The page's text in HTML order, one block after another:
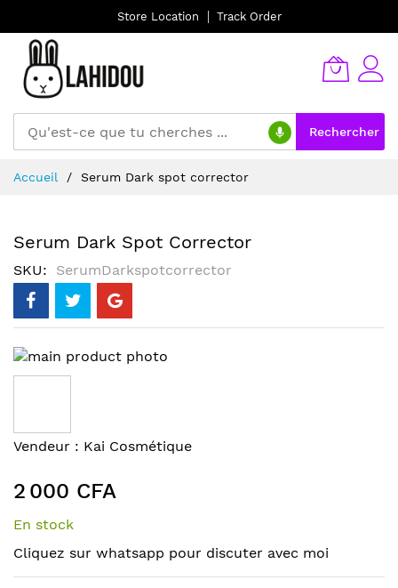
Store Location Track Order
Rechercher
au
Accueil Serum Dark spot corrector
Serum Dark Spot Corrector
SKU SerumDarkspotcorrector
Skip
to
of
the
gallery
Skip
the
beginning
of
images
gallery
Vendeur : Kai Cosmétique
2 000 CFA
En stock
Cliquez sur whatsapp pour discuter avec moi